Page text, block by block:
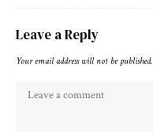
Leave a Reply
Your email address will not be published.